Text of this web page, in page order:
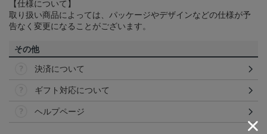
【仕様について】
取り扱い商品によっては、パッケージやデザインなどの仕様が予
告なく変更になることがございます。
その他
決済について
ギフト対応について
ヘルプページ